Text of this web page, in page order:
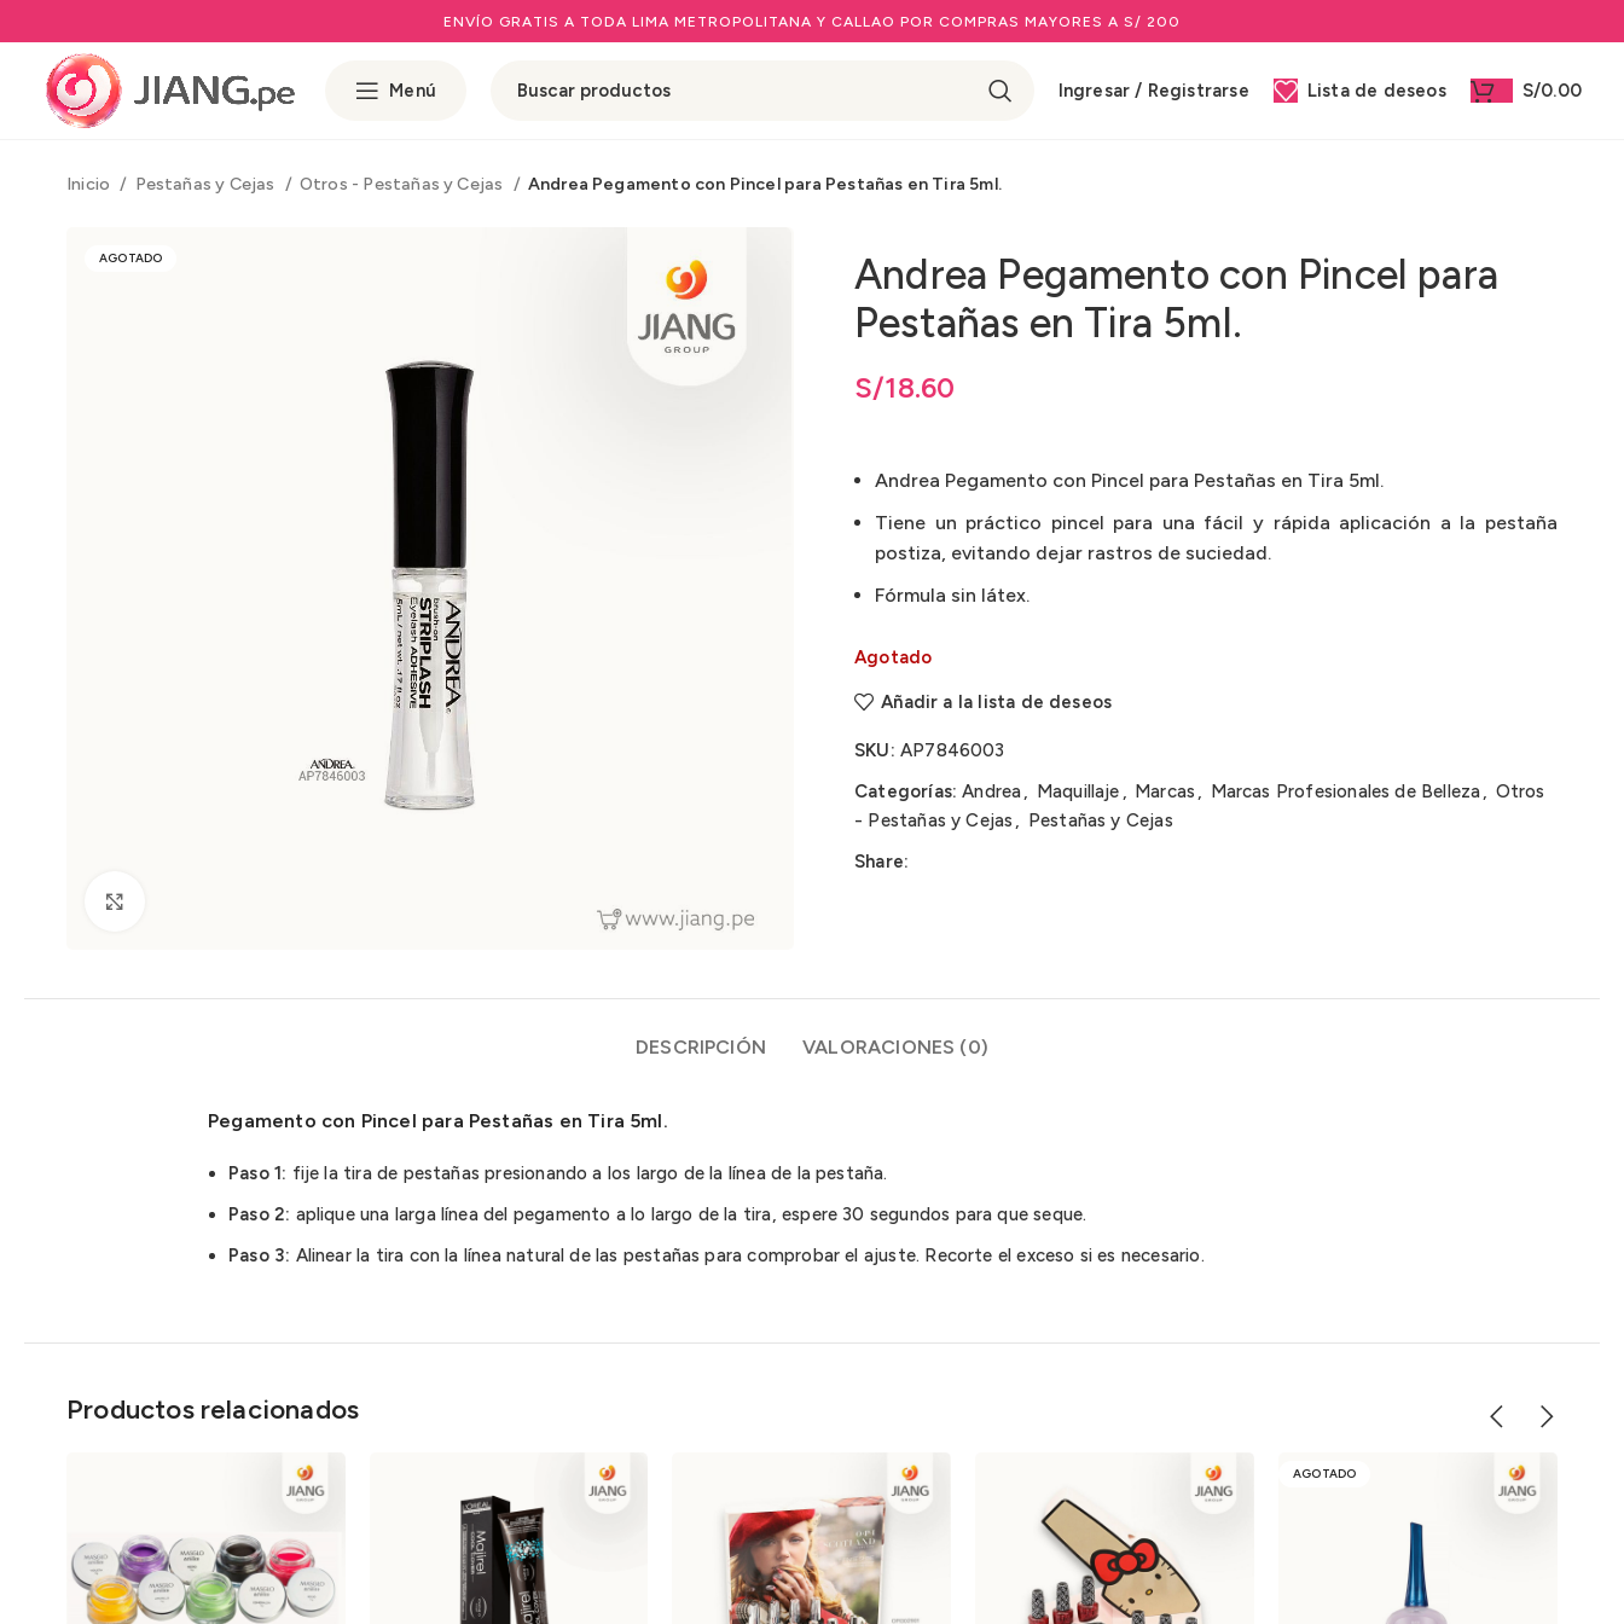
ENVÍO GRATIS A TODA LIMA METROPOLITANA Y CALLAO POR COMPRAS MAYORES A S/ 200
Menú Ingresar / Registrarse Lista de deseos S/0.00
Inicio Pestañas y Cejas Otros - Pestañas y Cejas Andrea Pegamento con Pincel para Pestañas en Tira 5ml.
AGOTADO
Andrea Pegamento con Pincel para
Pestañas en Tira 5ml.
S/18.60
Andrea Pegamento con Pincel para Pestañas en Tira 5ml.
Tiene un práctico pincel para una fácil y rápida aplicación a la pestaña
postiza, evitando dejar rastros de suciedad.
Fórmula sin látex.
Agotado
Añadir a la lista de deseos
SKU: AP7846003
Categorías: Andrea, Maquillaje , Marcas , Marcas Profesionales de Belleza, Otros
- Pestañas y Cejas , Pestañas y Cejas
Share:
DESCRIPCIÓN VALORACIONES (0)
Pegamento con Pincel para Pestañas en Tira 5ml.
Paso 1: fije la tira de pestañas presionando a los largo de la línea de la pestaña.
Paso 2: aplique una larga línea del pegamento a lo largo de la tira, espere 30 segundos para que seque.
Paso 3: Alinear la tira con la línea natural de las pestañas para comprobar el ajuste. Recorte el exceso si es necesario.
Productos relacionados
AGOTADO